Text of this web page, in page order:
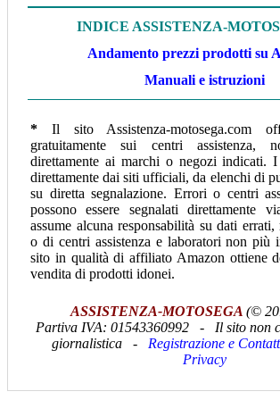
INDICE ASSISTENZA-
Andamento prezzi prodotti su
Manuali e istruzioni
* Il sito Assistenza-motosega.com
gratuitamente sui centri assistenza,
direttamente ai marchi o negozi indicati.
direttamente dai siti ufficiali, da elenchi di
su diretta segnalazione. Errori o centri
possono essere segnalati direttamente
assume alcuna responsabilità su dati errati,
o di centri assistenza e laboratori non più
sito in qualità di affiliato Amazon ottiene
vendita di prodotti idonei.
ASSISTENZA-MOTOSEGA (©
Partiva IVA: 01543360992 - Il sito non
giornalistica - Registrazione e
Privacy